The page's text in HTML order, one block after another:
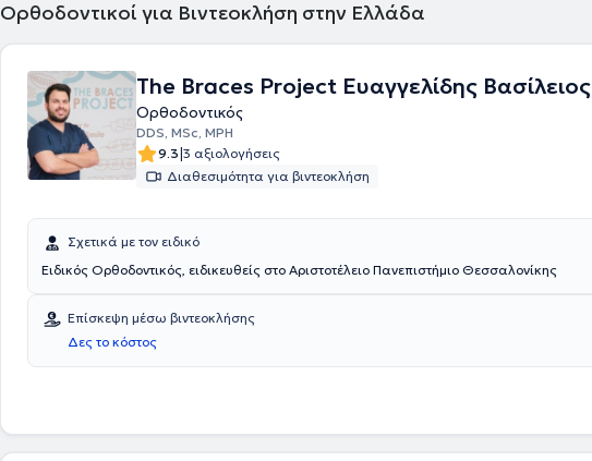
Ορθοδοντικοί για Βιντεοκλήση στην Ελλάδα
The Braces Project Ευαγγελίδης Βασίλειος
Ορθοδοντικός
DDS, MSc, MPH
9.3|3 αξιολογήσεις
Διαθεσιμότητα για βιντεοκλήση
Σχετικά με τον ειδικό
Ειδικός Ορθοδοντικός, ειδικευθείς στο Αριστοτέλειο Πανεπιστήμιο Θεσσαλονίκης
Επίσκεψη μέσω βιντεοκλήσης
Δες το κόστος